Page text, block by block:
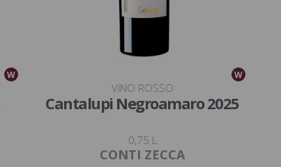
W W
VINO ROSSO
Cantalupi Negroamaro 2025
0,75 L
CONTI ZECCA